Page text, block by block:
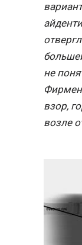
не
взор,
возле